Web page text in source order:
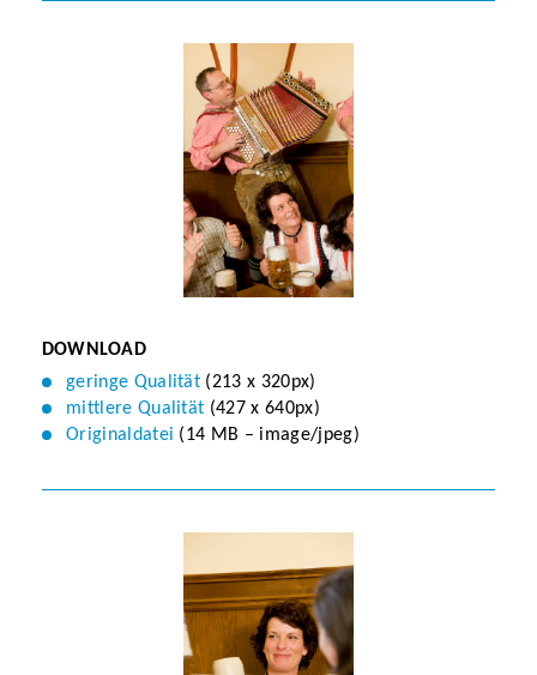
DOWNLOAD
geringe Qualität (213 x 320px)
mittlere Qualität (427 x 640px)
Originaldatei (14 MB – image/jpeg)